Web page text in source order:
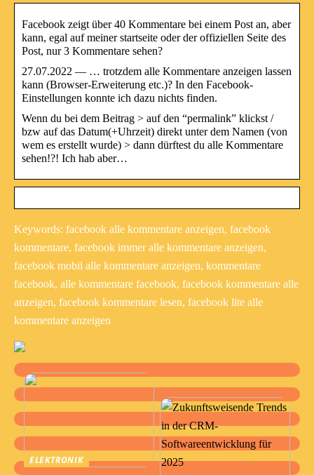
Facebook zeigt über 40 Kommentare bei einem Post an, aber
kann, egal auf meiner startseite oder der offiziellen Seite des
Post, nur 3 Kommentare sehen?
27.07.2022 — … trotzdem alle Kommentare anzeigen lassen
kann (Browser-Erweiterung etc.)? In den Facebook-
Einstellungen konnte ich dazu nichts finden.
Wenn du bei dem Beitrag > auf den “permalink” klickst /
bzw auf das Datum(+Uhrzeit) direkt unter dem Namen (von
wem es erstellt wurde) > dann dürftest du alle Kommentare
sehen!?! Ich hab aber…
Keywords: facebook alle kommentare anzeigen, facebook
kommentare, facebook immer alle kommentare anzeigen,
facebook mobil alle kommentare anzeigen, kommentare
facebook, alle kommentare facebook, facebook kommentare alle
anzeigen, facebook kommentare lesen, facebook lite alle
kommentare anzeigen
ELEKTRONIK